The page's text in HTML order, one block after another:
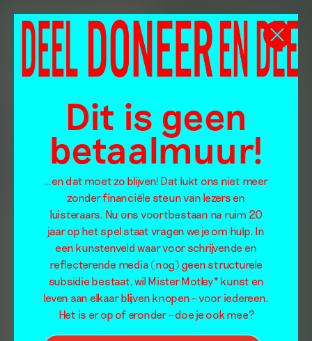
Dit is geen
betaalmuur!
…en dat moet zo blijven! Dat lukt ons niet meer
zonder financiële steun van lezers en
luisteraars. Nu ons voortbestaan na ruim 20
jaar op het spel staat vragen we je om hulp. In
een kunstenveld waar voor schrijvende en
reflecterende media (nog) geen structurele
subsidie bestaat, wil Mister Motley* kunst en
leven aan elkaar blijven knopen – voor iedereen.
Het is er op of eronder – doe je ook mee?